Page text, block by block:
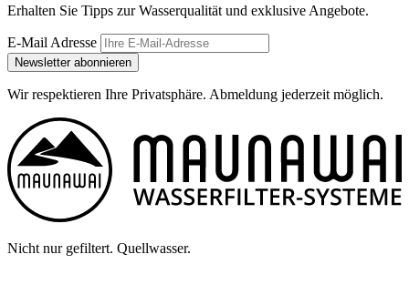
Erhalten Sie Tipps zur Wasserqualität und exklusive Angebote.
E-Mail Adresse
Newsletter abonnieren
Wir respektieren Ihre Privatsphäre. Abmeldung jederzeit möglich.
Nicht nur gefiltert. Quellwasser.